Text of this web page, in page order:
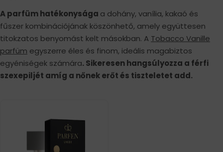
A parfüm hatékonysága a dohány, vanília, kakaó és
fűszer kombinációjának köszönhető, amely együttesen
titokzatos benyomást kelt másokban. A Tobacco Vanille
parfüm egyszerre éles és finom, ideális magabiztos
egyéniségek számára. Sikeresen hangsúlyozza a férfi
szexepiljét amíg a nőnek erőt és tiszteletet add.